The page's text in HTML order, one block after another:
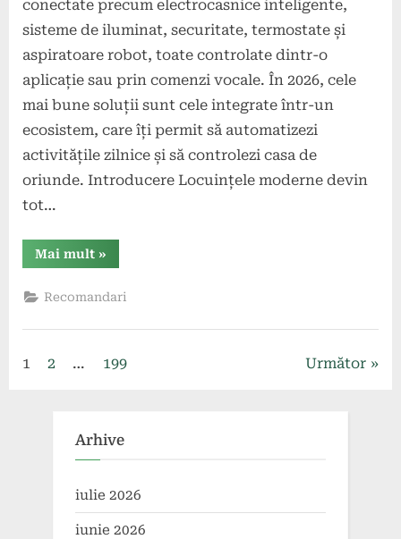
conectate precum electrocasnice inteligente,
sisteme de iluminat, securitate, termostate și
aspiratoare robot, toate controlate dintr-o
aplicație sau prin comenzi vocale. În 2026, cele
mai bune soluții sunt cele integrate într-un
ecosistem, care îți permit să automatizezi
activitățile zilnice și să controlezi casa de
oriunde. Introducere Locuințele moderne devin
tot…
Mai mult“Ce
soluții
există
pentru
»
Recomandari
Paginație
1 2 … 199 Următor
Arhive
iulie 2026
iunie 2026